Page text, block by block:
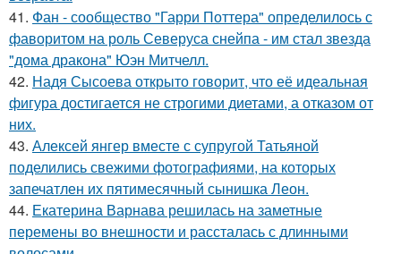
41. Фан - сообщество "Гарри Поттера" определилось с
фаворитом на роль Северуса снейпа - им стал звезда
"дома дракона" Юэн Митчелл.
42. Надя Сысоева открыто говорит, что её идеальная
фигура достигается не строгими диетами, а отказом от
них.
43. Алексей янгер вместе с супругой Татьяной
поделились свежими фотографиями, на которых
запечатлен их пятимесячный сынишка Леон.
44. Екатерина Варнава решилась на заметные
перемены во внешности и рассталась с длинными